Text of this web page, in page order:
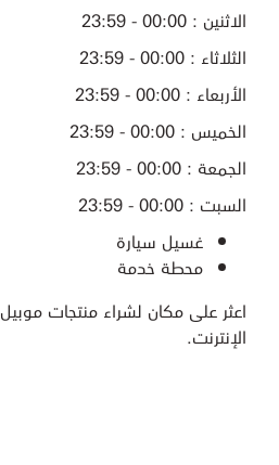
الاثنين : 00:00 - 23:59
الثلاثاء : 00:00 - 23:59
الأربعاء : 00:00 - 23:59
الخميس : 00:00 - 23:59
الجمعة : 00:00 - 23:59
السبت : 00:00 - 23:59
غسيل سيارة
محطة خدمة
اعثر على مكان لشراء منتجات
الإنترنت.